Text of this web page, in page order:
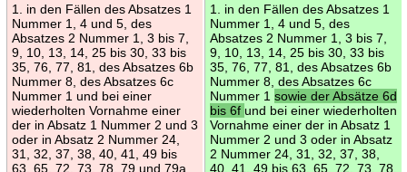
1. in den Fällen des Absatzes 1
Nummer 1, 4 und 5, des
Absatzes 2 Nummer 1, 3 bis 7,
9, 10, 13, 14, 25 bis 30, 33 bis
35, 76, 77, 81, des Absatzes 6b
Nummer 8, des Absatzes 6c
Nummer 1 und bei einer
wiederholten Vornahme einer
der in Absatz 1 Nummer 2 und 3
oder in Absatz 2 Nummer 24,
31, 32, 37, 38, 40, 41, 49 bis
63, 65, 72, 73, 78, 79 und 79a
1. in den Fällen des Absatzes 1
Nummer 1, 4 und 5, des
Absatzes 2 Nummer 1, 3 bis 7,
9, 10, 13, 14, 25 bis 30, 33 bis
35, 76, 77, 81, des Absatzes 6b
Nummer 8, des Absatzes 6c
Nummer 1 sowie der Absätze 6d
bis 6f und bei einer wiederholten
Vornahme einer der in Absatz 1
Nummer 2 und 3 oder in Absatz
2 Nummer 24, 31, 32, 37, 38,
40, 41, 49 bis 63, 65, 72, 73, 78,